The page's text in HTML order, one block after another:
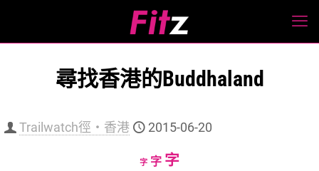
尋找香港的Buddhaland
Trailwatch徑‧香港 2015-06-20
字Decrease
字Reset
字Increase